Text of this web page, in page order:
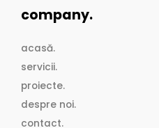
company.
acasă.
servicii.
proiecte.
despre noi.
contact.